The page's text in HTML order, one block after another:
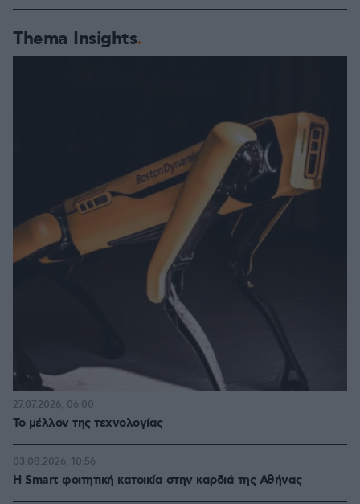
Thema Insights
Το μέλλον της τεχνολογίας
27.07.2026, 06:00
Η Smart φοιτητική κατοικία στην καρδιά της Αθήνας
03.08.2026, 10:56